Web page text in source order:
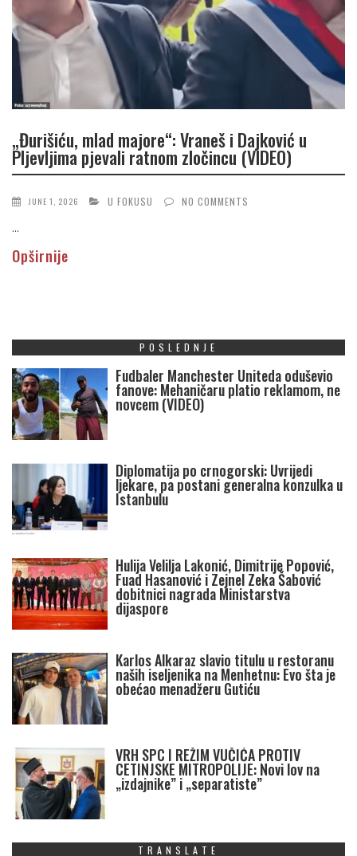
„Đurišiću, mlad majore“: Vraneš i Dajković u
Pljevljima pjevali ratnom zločincu (VIDEO)
JUNE 1, 2026 U FOKUSU NO COMMENTS
...
Opširnije
POSLEDNJE
Fudbaler Manchester Uniteda oduševio
fanove: Mehaničaru platio reklamom, ne
novcem (VIDEO)
Diplomatija po crnogorski: Uvrijedi
ljekare, pa postani generalna konzulka u
Istanbulu
Hulija Velilja Lakonić, Dimitrije Popović,
Fuad Hasanović i Zejnel Zeka Šabović
dobitnici nagrada Ministarstva
dijaspore
Karlos Alkaraz slavio titulu u restoranu
naših iseljenika na Menhetnu: Evo šta je
obećao menadžeru Gutiću
VRH SPC I REŽIM VUČIĆA PROTIV
CETINJSKE MITROPOLIJE: Novi lov na
„izdajnike” i „separatiste”
TRANSLATE